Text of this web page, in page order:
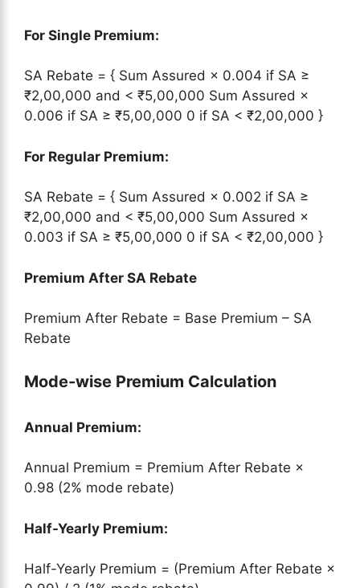
For Single Premium:
SA Rebate = { Sum Assured × 0.004 if SA ≥
₹2,00,000 and < ₹5,00,000 Sum Assured ×
0.006 if SA ≥ ₹5,00,000 0 if SA < ₹2,00,000 }
For Regular Premium:
SA Rebate = { Sum Assured × 0.002 if SA ≥
₹2,00,000 and < ₹5,00,000 Sum Assured ×
0.003 if SA ≥ ₹5,00,000 0 if SA < ₹2,00,000 }
Premium After SA Rebate
Premium After Rebate = Base Premium – SA
Rebate
Mode-wise Premium Calculation
Annual Premium:
Annual Premium = Premium After Rebate ×
0.98 (2% mode rebate)
Half-Yearly Premium:
Half-Yearly Premium = (Premium After Rebate ×